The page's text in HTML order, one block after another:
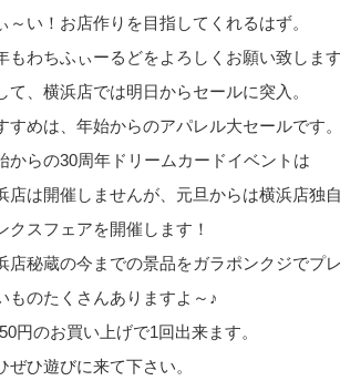
～い！お店作りを目指してくれるはず。
もわちふぃーるどをよろしくお願い致しま
て、横浜店では明日からセールに突入。
すめは、年始からのアパレル大セールです
からの30周年ドリームカードイベントは
店は開催しませんが、元旦からは横浜店独
クスフェアを開催します！
店秘蔵の今までの景品をガラポンクジでプ
ものたくさんありますよ～♪
円のお買い上げで1回出来ます。
ぜひ遊びに来て下さい。